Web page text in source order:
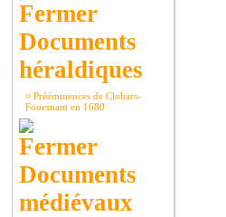
Documents
héraldiques
¤ Prééminences de Clohars-
Fouesnant en 1680
Documents
médiévaux